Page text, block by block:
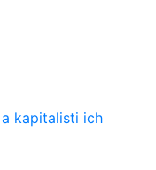
kapitalisti ich